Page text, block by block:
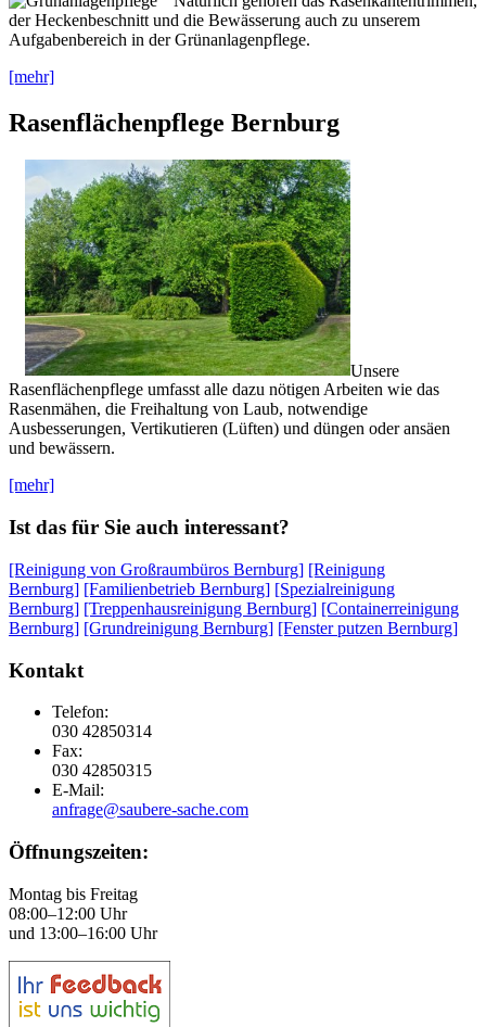
der Heckenbeschnitt und die Bewässerung auch zu unserem
Aufgabenbereich in der Grünanlagenpflege.
[mehr]
Rasenflächenpflege Bernburg
Unsere
Rasenflächenpflege umfasst alle dazu nötigen Arbeiten wie das
Rasenmähen, die Freihaltung von Laub, notwendige
Ausbesserungen, Vertikutieren (Lüften) und düngen oder ansäen
und bewässern.
[mehr]
Ist das für Sie auch interessant?
[Reinigung von Großraumbüros Bernburg] [Reinigung
Bernburg] [Familienbetrieb Bernburg] [Spezialreinigung
Bernburg] [Treppenhausreinigung Bernburg] [Containerreinigung
Bernburg] [Grundreinigung Bernburg] [Fenster putzen Bernburg]
Kontakt
Telefon:
030 42850314
Fax:
030 42850315
E-Mail:
anfrage@saubere-sache.com
Öffnungszeiten:
Montag bis Freitag
08:00–12:00 Uhr
und 13:00–16:00 Uhr